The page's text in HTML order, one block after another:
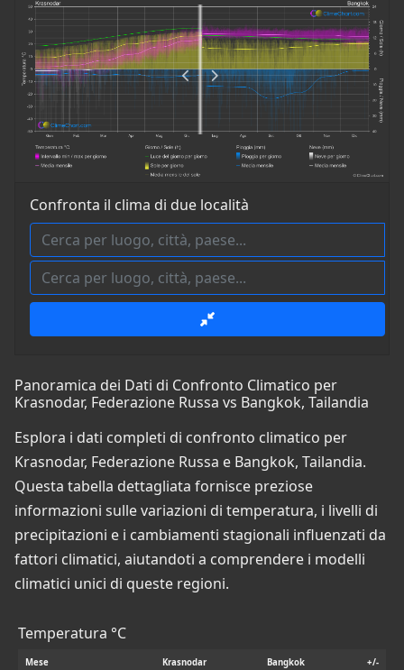
Confronta il clima di due località
Panoramica dei Dati di Confronto Climatico per
Krasnodar, Federazione Russa vs Bangkok, Tailandia
Esplora i dati completi di confronto climatico per
Krasnodar, Federazione Russa e Bangkok, Tailandia.
Questa tabella dettagliata fornisce preziose
informazioni sulle variazioni di temperatura, i livelli di
precipitazioni e i cambiamenti stagionali influenzati da
fattori climatici, aiutandoti a comprendere i modelli
climatici unici di queste regioni.
Temperatura °C
Mese Krasnodar Bangkok +/-